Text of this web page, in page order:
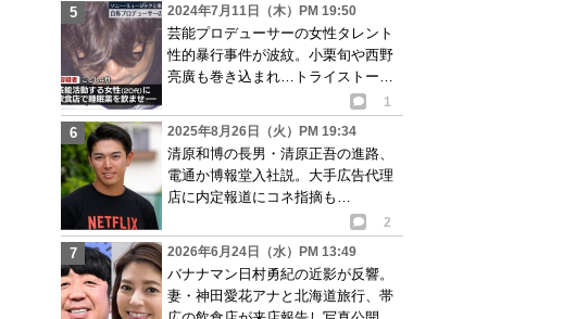
2024年7月11日（木）PM 19:50
芸能プロデューサーの女性タレント
性的暴行事件が波紋。小栗旬や西野
亮廣も巻き込まれ…トライストーン
1
2025年8月26日（火）PM 19:34
清原和博の長男・清原正吾の進路、
電通か博報堂入社説。大手広告代理
店に内定報道にコネ指摘も…
2
2026年6月24日（水）PM 13:49
バナナマン日村勇紀の近影が反響。
妻・神田愛花アナと北海道旅行、帯